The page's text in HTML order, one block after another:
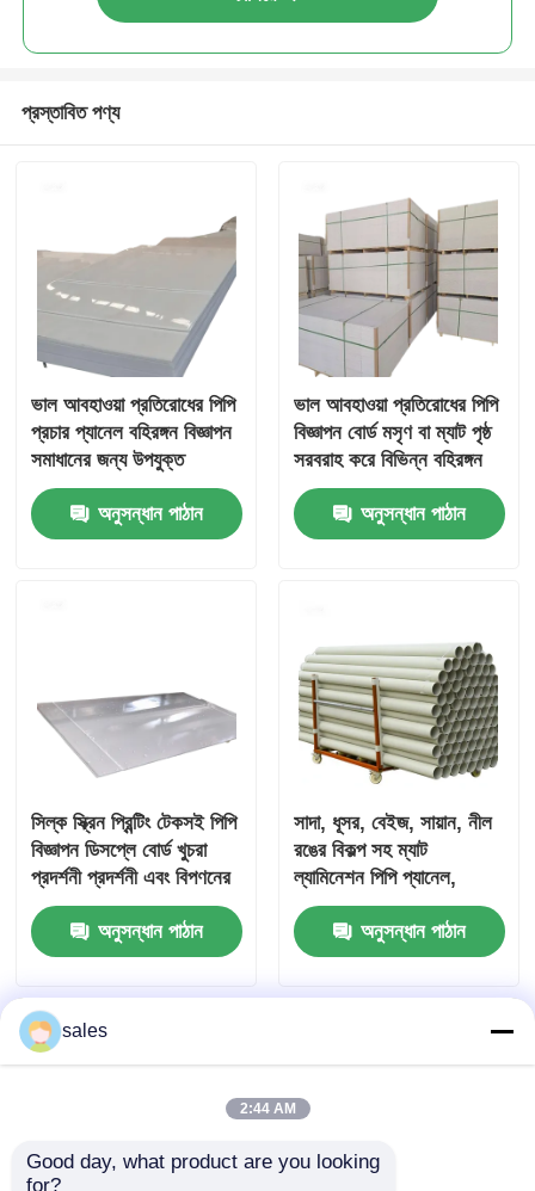
প্রস্তাবিত পণ্য
ভাল আবহাওয়া প্রতিরোধের পিপি
প্রচার প্যানেল বহিরঙ্গন বিজ্ঞাপন
সমাধানের জন্য উপযুক্ত
পলিপ্রোপিলিন নির্মাণ
অনুসন্ধান পাঠান
ভাল আবহাওয়া প্রতিরোধের পিপি
বিজ্ঞাপন বোর্ড মসৃণ বা ম্যাট পৃষ্ঠ
সরবরাহ করে বিভিন্ন বহিরঙ্গন
বিজ্ঞাপন এবং সাইনবোর্ডের জন্য
উপযুক্ত
অনুসন্ধান পাঠান
সিল্ক স্ক্রিন প্রিন্টিং টেকসই পিপি
বিজ্ঞাপন ডিসপ্লে বোর্ড খুচরা
প্রদর্শনী প্রদর্শনী এবং বিপণনের
উদ্দেশ্যে উপযুক্ত
অনুসন্ধান পাঠান
সাদা, ধূসর, বেইজ, সায়ান, নীল
রঙের বিকল্প সহ ম্যাট
ল্যামিনেশন পিপি প্যানেল,
পেশাদার বিপণন প্রদর্শনের জন্য
উপযুক্ত
অনুসন্ধান পাঠান
sales
2:44 AM
Good day, what product are you looking
for?